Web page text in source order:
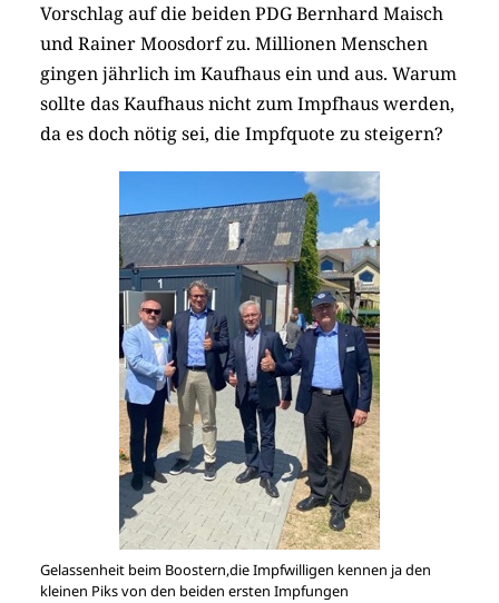
Vorschlag auf die beiden PDG Bernhard Maisch
und Rainer Moosdorf zu. Millionen Menschen
gingen jährlich im Kaufhaus ein und aus. Warum
sollte das Kaufhaus nicht zum Impfhaus werden,
da es doch nötig sei, die Impfquote zu steigern?
Gelassenheit beim Boostern,die Impfwilligen kennen ja den
kleinen Piks von den beiden ersten Impfungen